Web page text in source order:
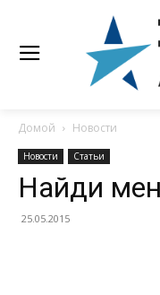
Домой Новости
Новости Статьи
Найди
25.05.2015